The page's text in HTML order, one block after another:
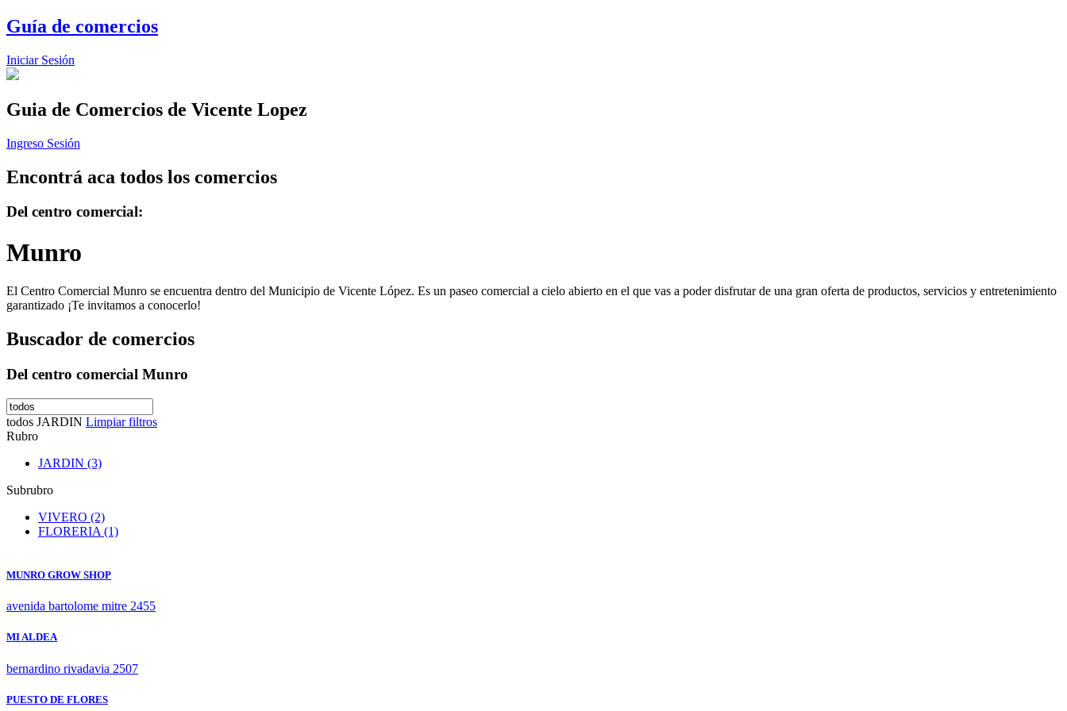
Guía de comercios
Iniciar Sesión
Guia de Comercios de Vicente Lopez
Ingreso Sesión
Encontrá aca todos los comercios
Del centro comercial:
Munro
El Centro Comercial Munro se encuentra dentro del Municipio de Vicente López. Es un paseo comercial a cielo abierto en el que vas a poder disfrutar de una gran oferta de productos, servicios y entretenimiento
garantizado ¡Te invitamos a conocerlo!
Buscador de comercios
Del centro comercial Munro
todos JARDIN Limpiar filtros
Rubro
JARDIN (3)
Subrubro
VIVERO (2)
FLORERIA (1)
MUNRO GROW SHOP
avenida bartolome mitre 2455
MI ALDEA
bernardino rivadavia 2507
PUESTO DE FLORES